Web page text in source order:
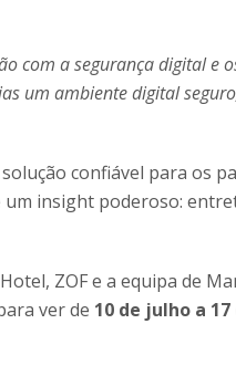
com a segurança digital e
um ambiente digital
confiável para os
insight poderoso:
ZOF e a equipa de
ver de 10 de julho a